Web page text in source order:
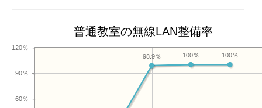
普通教室の無線LAN整備率
60％
90％
120％
100％
100％
98.9％